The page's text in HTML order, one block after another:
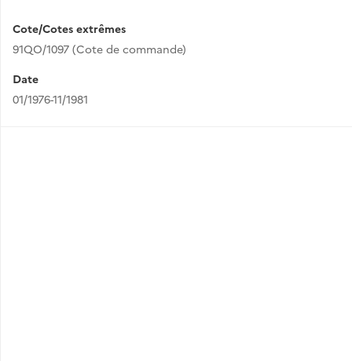
Cote/Cotes extrêmes
91QO/1097 (Cote de commande)
Date
01/1976-11/1981